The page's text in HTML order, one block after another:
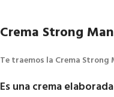
Crema Strong Man
Te traemos la Crema
Es una crema